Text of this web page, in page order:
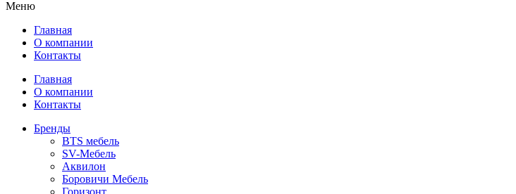
Меню
Главная
О компании
Контакты
Главная
О компании
Контакты
Бренды
BTS мебель
SV-Мебель
Аквилон
Боровичи Мебель
Горизонт